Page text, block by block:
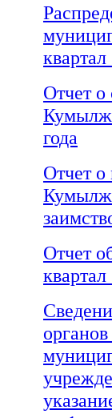
Отчет о
года
Отчет
Отчет